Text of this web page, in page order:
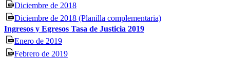
Diciembre de 2018
Diciembre de 2018 (Planilla complementaria)
Ingresos y Egresos Tasa de Justicia 2019
Enero de 2019
Febrero de 2019